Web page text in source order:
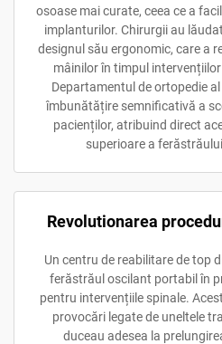
osoase mai curate, ceea ce a
implanturilor. Chirurgii au
designul său ergonomic, care a
mâinilor în timpul
Departamentul de ortopedie
îmbunătățire semnificativă a
pacienților, atribuind direct
superioare a
Revolutionarea
Un centru de reabilitare de top
ferăstrăul oscilant portabil în
pentru intervențiile spinale.
provocări legate de uneltele
duceau adesea la